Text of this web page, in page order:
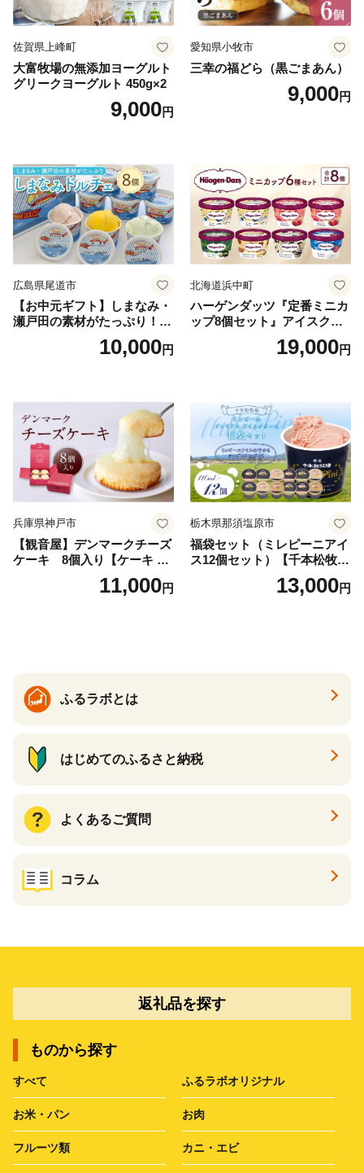
佐賀県上峰町
大富牧場の無添加ヨーグルト
グリークヨーグルト 450g×2
9,000円
愛知県小牧市
三幸の福どら（黒ごまあん）
9,000円
広島県尾道市
【お中元ギフト】しまなみ・
瀬戸田の素材がたっぷり！ジ
10,000円
北海道浜中町
ハーゲンダッツ『定番ミニカ
ップ8個セット』アイスクリ
ーム アイス スイーツ デザー
19,000円
兵庫県神戸市
【観音屋】デンマークチーズ
ケーキ 8個入り【ケーキ チ
ーズケーキ 人気スイーツ お
すすめスイーツ 神戸スイー
11,000円
栃木県那須塩原市
福袋セット（ミレピーニアイ
ス12個セット）【千本松牧
場】 ns025-014-12 【デザー
ト 詰め合わせ ギフト】
13,000円
ふるラボとは
はじめてのふるさと納税
よくあるご質問
コラム
返礼品を探す
ものから探す
すべて ふるラボオリジナル
お米・パン お肉
フルーツ類 カニ・エビ